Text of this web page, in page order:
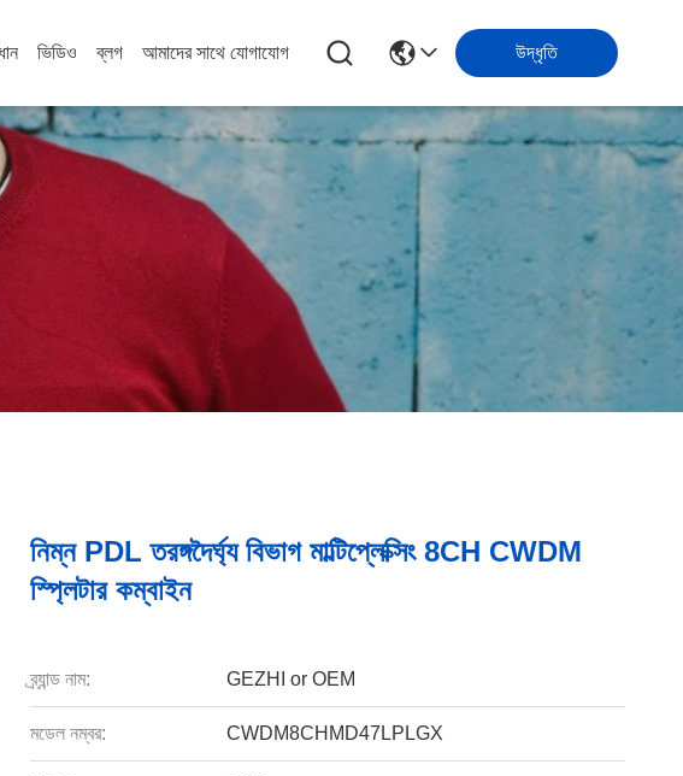
ভিডিও ব্লগ আমাদের সাথে যোগাযোগ উদ্ধৃতি
নিম্ন PDL তরঙ্গদৈর্ঘ্য বিভাগ মাল্টিপ্লেক্সিং 8CH CWDM
স্প্লিটার কম্বাইন
ব্র্যান্ড নাম: GEZHI or OEM
মডেল নম্বর: CWDM8CHMD47LPLGX